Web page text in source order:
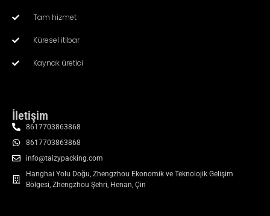
Tam hizmet
Küresel itibar
Kaynak üretici
İletişim
8617703863868
8617703863868
info@taizypacking.com
Hanghai Yolu Doğu, Zhengzhou Ekonomik ve Teknolojik Gelişim
Bölgesi, Zhengzhou Şehri, Henan, Çin